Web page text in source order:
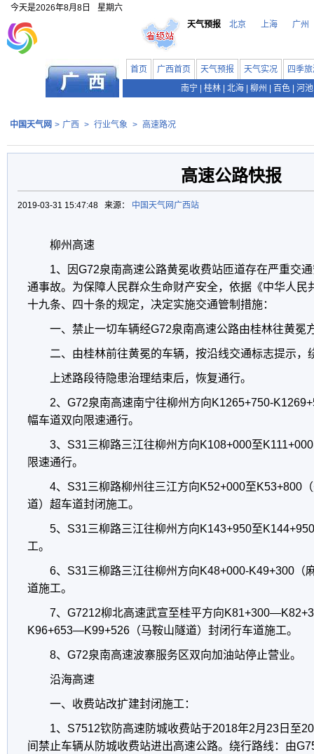
今天是2026年8月8日
星期六
天气预报
北京 上海 广州
首页 广西首页 天气预报 天气实况
四季
南宁
桂林 北海 柳州 百色 河池
中国天气网 > 广西 > 行业气象 > 高速路况
高速公路快报
2019-03-31 15:47:48 来源： 中国天气网广西站
柳州高速
1、因G72泉南高速公路黄冕收费站匝道存在严重交
通事故。为保障人民群众生命财产安全，依据《中华人民
十九条、四十条的规定，决定实施交通管制措施：
一、禁止一切车辆经G72泉南高速公路由桂林往黄冕
二、由桂林前往黄冕的车辆，按沿线交通标志提示，
上述路段待隐患治理结束后，恢复通行。
2、G72泉南高速南宁往柳州方向K1265+750-
幅车道双向限速通行。
3、S31三柳路三江往柳州方向K108+000至
限速通行。
4、S31三柳路柳州往三江方向K52+000至K53+800
道）超车道封闭施工。
5、S31三柳路三江往柳州方向K143+950至
工。
6、S31三柳路三江往柳州方向K48+000-K49+300（
道施工。
7、G7212柳北高速武宣至桂平方向
K96+653—K99+526（马鞍山隧道）封闭行车道施工。
8、G72泉南高速波寨服务区双向加油站停止营业。
沿海高速
一、收费站改扩建封闭施工：
1、S7512钦防高速防城收费站于2018年2月23日至
间禁止车辆从防城收费站进出高速公路。绕行路线：由